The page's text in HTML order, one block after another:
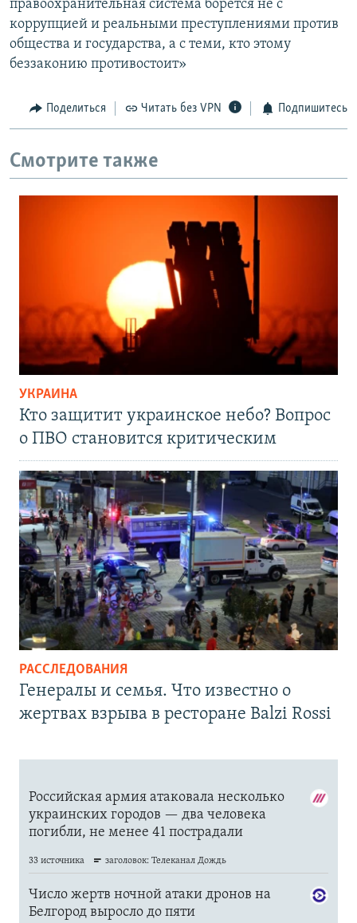
правоохранительная система борется не с
коррупцией и реальными преступлениями против
общества и государства, а с теми, кто этому
беззаконию противостоит»
Поделиться Читать без VPN Подпишитесь
Смотрите также
УКРАИНА
Кто защитит украинское небо? Вопрос
о ПВО становится критическим
РАССЛЕДОВАНИЯ
Генералы и семья. Что известно о
жертвах взрыва в ресторане Balzi Rossi